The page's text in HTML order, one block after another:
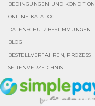
BEDINGUNGEN UND
ONLINE KATALOG
DATENSCHUTZBESTIMMUNGEN
BLOG
BESTELLVERFAHREN, PROZESS
SEITENVERZEICHNIS